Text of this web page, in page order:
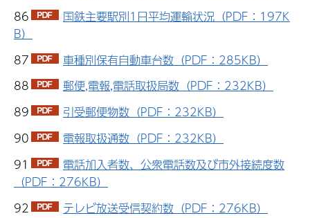
86
国鉄主要駅別1日平均運輸状況（PDF：197K
B）
87
車種別保有自動車台数（PDF：285KB）
88
郵便,電報,電話取扱局数（PDF：232KB）
89
引受郵便物数（PDF：232KB）
90
電報取扱通数（PDF：232KB）
91
電話加入者数、公衆電話数及び市外接続度数
（PDF：276KB）
92
テレビ放送受信契約数（PDF：276KB）